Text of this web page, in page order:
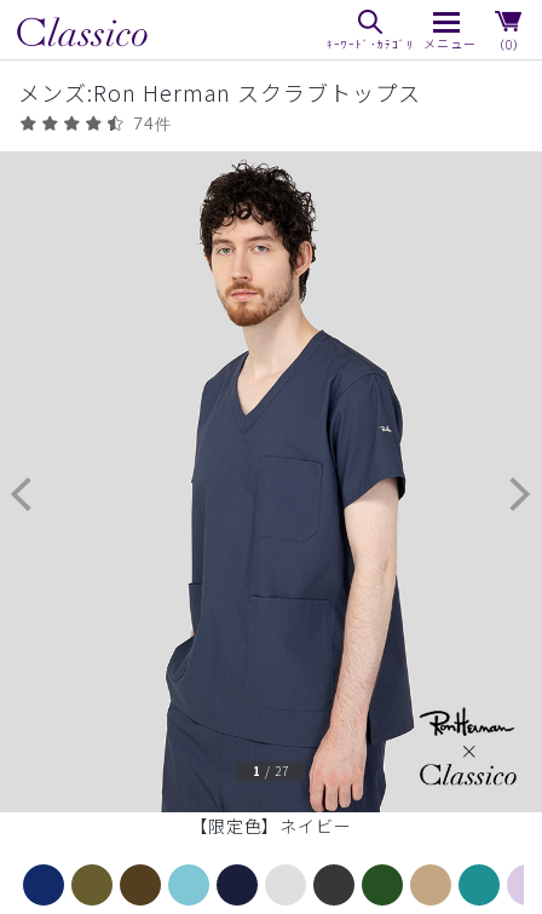
（0）
メンズ:Ron Herman スクラブトップス
74件
【限定色】ネイビー
1 / 27